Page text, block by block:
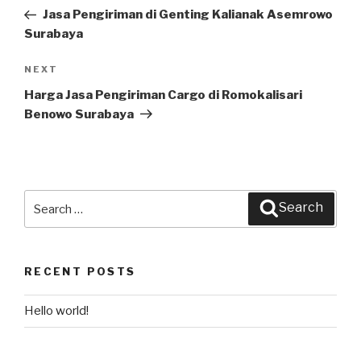
PostJasa Pengiriman di Genting Kalianak Asemrowo
Surabaya
Next
Post
NEXT
Harga Jasa Pengiriman Cargo di Romokalisari
Benowo Surabaya
Search
RECENT POSTS
Hello world!